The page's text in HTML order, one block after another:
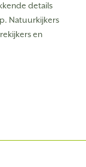
details
Natuurkijkers
en